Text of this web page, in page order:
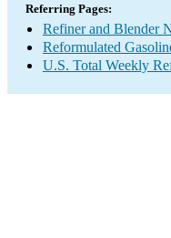
Referring Pages:
Refiner and Blender
Reformulated
U.S. Total Weekly